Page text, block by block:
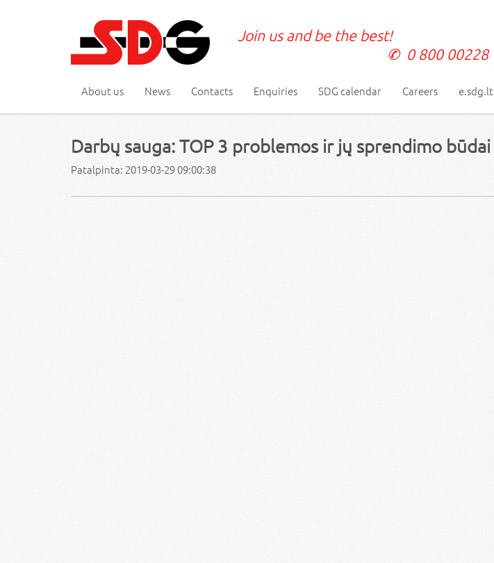
Join us and be the best!
0 800 00228
About us News Contacts Enquiries SDG calendar Careers e.sdg.lt
Darbų sauga: TOP 3 problemos ir jų sprendimo būdai
Patalpinta: 2019-03-29 09:00:38